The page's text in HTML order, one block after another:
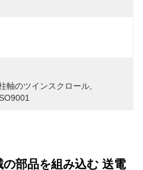
軸のツインスクロール
部品を組み込む 送電